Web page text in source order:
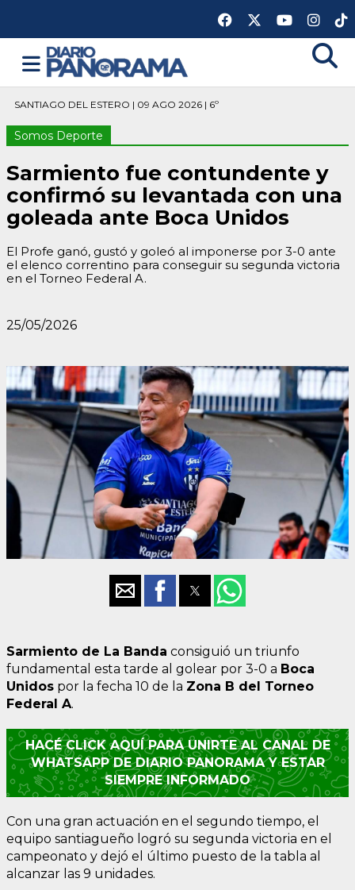
SANTIAGO DEL ESTERO | 09 AGO 2026 | 6º
Somos Deporte
Sarmiento fue contundente y
confirmó su levantada con una
goleada ante Boca Unidos
El Profe ganó, gustó y goleó al imponerse por 3-0 ante
el elenco correntino para conseguir su segunda victoria
en el Torneo Federal A.
25/05/2026
Sarmiento de La Banda consiguió un triunfo
fundamental esta tarde al golear por 3-0 a Boca
Unidos por la fecha 10 de la Zona B del Torneo
Federal A.
HACÉ CLICK AQUÍ PARA UNIRTE AL CANAL DE
WHATSAPP DE DIARIO PANORAMA Y ESTAR
SIEMPRE INFORMADO
Con una gran actuación en el segundo tiempo, el
equipo santiagueño logró su segunda victoria en el
campeonato y dejó el último puesto de la tabla al
alcanzar las 9 unidades.